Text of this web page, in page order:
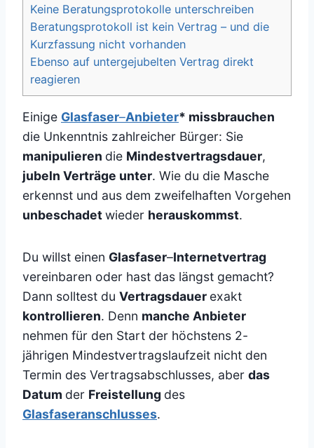
Keine Beratungsprotokolle unterschreiben
Beratungsprotokoll ist kein Vertrag – und die
Kurzfassung nicht vorhanden
Ebenso auf untergejubelten Vertrag direkt
reagieren
Einige Glasfaser–Anbieter* missbrauchen
die Unkenntnis zahlreicher Bürger: Sie
manipulieren die Mindestvertragsdauer,
jubeln Verträge unter. Wie du die Masche
erkennst und aus dem zweifelhaften Vorgehen
unbeschadetwieder herauskommst.
Du willst einen Glasfaser–Internetvertrag
vereinbaren oder hast das längst gemacht?
Dann solltest du Vertragsdauer exakt
kontrollieren. Denn manche Anbieter
nehmen für den Start der höchstens 2-
jährigen Mindestvertragslaufzeit nicht den
Termin des Vertragsabschlusses, aber das
Datum der Freistellung des
Glasfaseranschlusses.